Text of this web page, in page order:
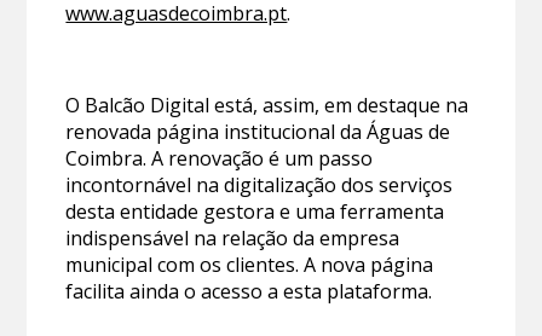
www.aguasdecoimbra.pt.
O Balcão Digital está, assim, em destaque na
renovada página institucional da Águas de
Coimbra. A renovação é um passo
incontornável na digitalização dos serviços
desta entidade gestora e uma ferramenta
indispensável na relação da empresa
municipal com os clientes. A nova página
facilita ainda o acesso a esta plataforma.